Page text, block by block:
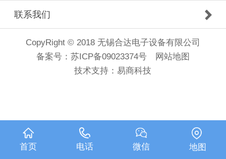
联系我们
CopyRight © 2018 无锡合达电子设备有限公司
备案号： 苏ICP备09023374号
网站地图
技术支持： 易商科技
首页 电话 微信 地图